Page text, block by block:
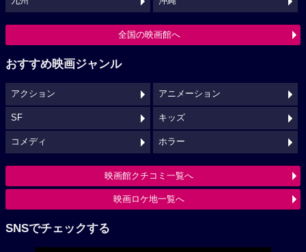
全国の映画館へ
おすすめ映画ジャンル
アクション アニメーション
SF キッズ
コメディ ホラー
映画館クチコミ一覧へ
映画ロケ地一覧へ
SNSでチェックする